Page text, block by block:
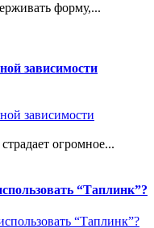
форму,...
зависимости
огромное...
“Таплинк”?